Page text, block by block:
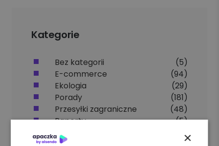
Kategorie
Bez kategorii
(5)
E-commerce
(94)
Ekologia
(29)
Porady
(181)
Przesyłki zagraniczne
(48)
Raporty
(5)
Usługi kurierskie
(41)×